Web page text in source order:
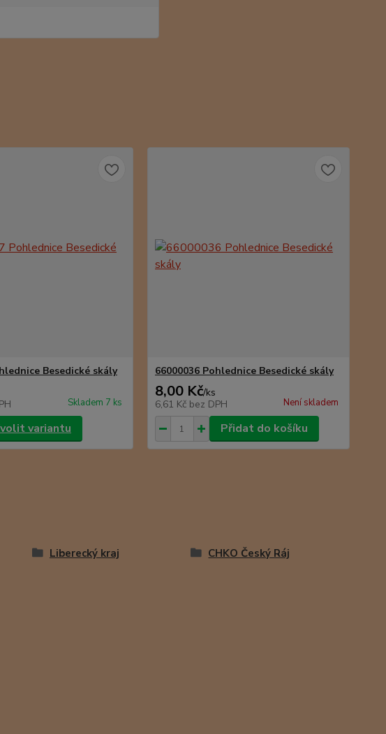
Besedické skály
Skladem 7 ks
variantu
66000036 Pohlednice Besedické skály
8,00 Kč/ks
6,61 Kč bez DPH Není skladem
Přidat do košíku
Liberecký kraj
CHKO Český Ráj